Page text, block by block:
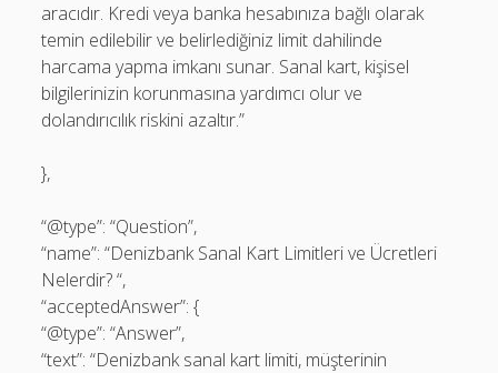
aracıdır. Kredi veya banka hesabınıza bağlı olarak
temin edilebilir ve belirlediğiniz limit dahilinde
harcama yapma imkanı sunar. Sanal kart, kişisel
bilgilerinizin korunmasına yardımcı olur ve
dolandırıcılık riskini azaltır.”
},
“@type”: “Question”,
“name”: “Denizbank Sanal Kart Limitleri ve Ücretleri
Nelerdir? “,
“acceptedAnswer”: {
“@type”: “Answer”,
“text”: “Denizbank sanal kart limiti, müşterinin